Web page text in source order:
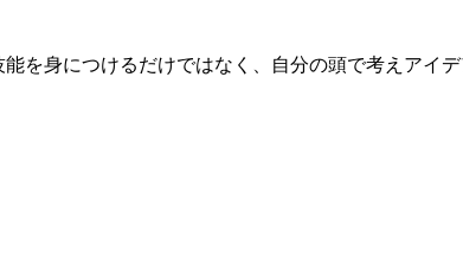
を身につけるだけではなく、自分の頭で考えアイ